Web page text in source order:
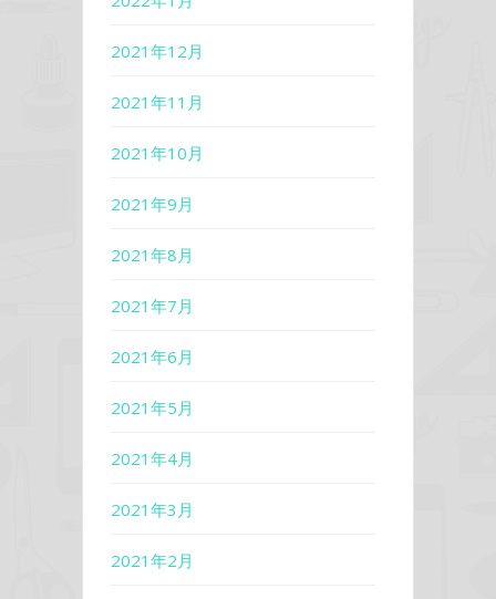
2021年12月
2021年11月
2021年10月
2021年9月
2021年8月
2021年7月
2021年6月
2021年5月
2021年4月
2021年3月
2021年2月